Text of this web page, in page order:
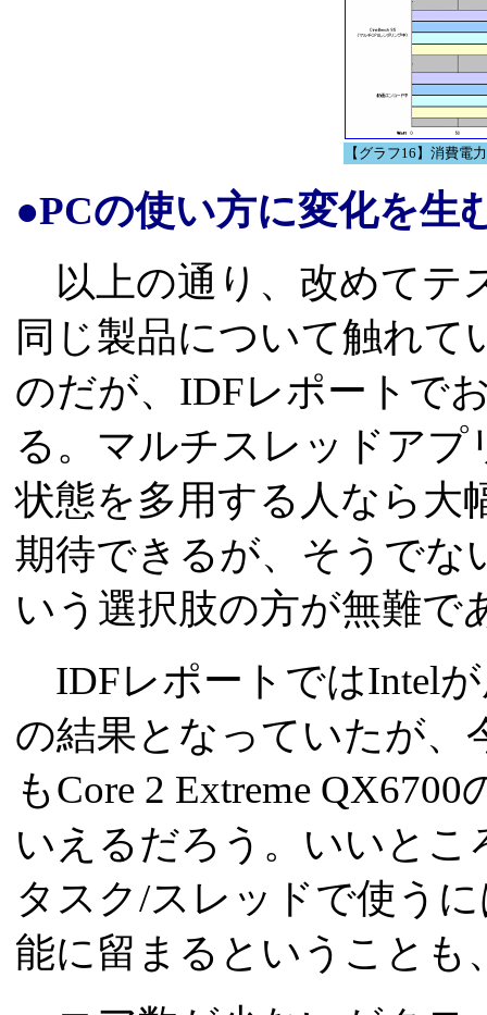
【グラフ16】消費電力
●PCの使い方に変化を生
以上の通り、改めてテ
同じ製品について触れ
のだが、IDFレポートで
る。マルチスレッドア
状態を多用する人なら大
期待できるが、そうでな
いう選択肢の方が無難で
IDFレポートではIntel
の結果となっていたが、
もCore 2 Extreme
いえるだろう。いいと
タスク/スレッドで使うに
能に留まるということも